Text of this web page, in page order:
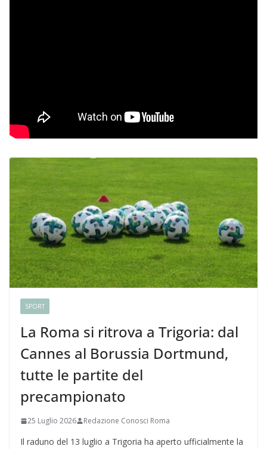
SPORT
La Roma si ritrova a Trigoria: dal
Cannes al Borussia Dortmund,
tutte le partite del
precampionato
25 Luglio 2026 Redazione Conosci Roma
Il raduno del 13 luglio a Trigoria ha aperto ufficialmente la